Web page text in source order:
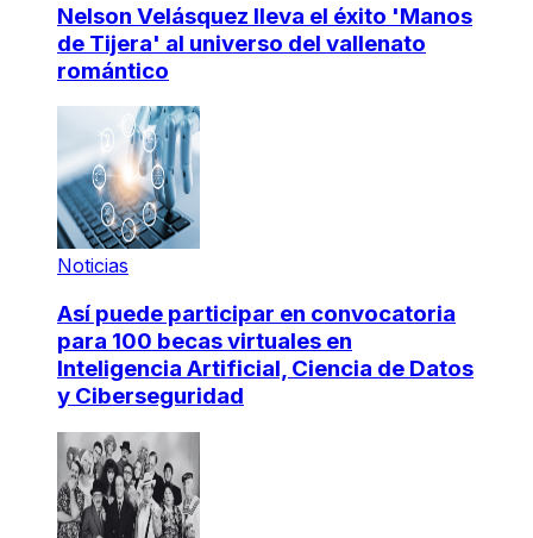
Nelson Velásquez lleva el éxito 'Manos
de Tijera' al universo del vallenato
romántico
Noticias
Así puede participar en convocatoria
para 100 becas virtuales en
Inteligencia Artificial, Ciencia de Datos
y Ciberseguridad